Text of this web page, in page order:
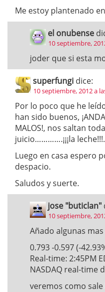
Me estoy plantenado
el onubense
10 septiembre,
joder que si esta
superfungi dice:
10 septiembre, 2012 a
Por lo poco que he
han sido buenos,
MALOS!, nos saltan
juicio………….¡¡¡la leche!!!.
Luego en casa espero
despacio.
Saludos y suerte.
jose "buticlan"
10 septiembre,
Añado algunas mas
0.793 -0.597 (-
Real-time: 2:45PM
NASDAQ real-time
veremos como